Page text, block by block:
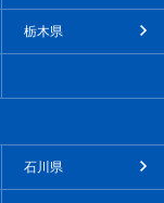
栃木県
石川県